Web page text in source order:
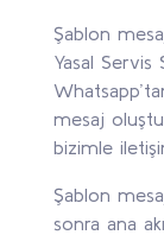
Şablon
Yasal Servis
mesaj
bizimle
Şablon
sonra ana